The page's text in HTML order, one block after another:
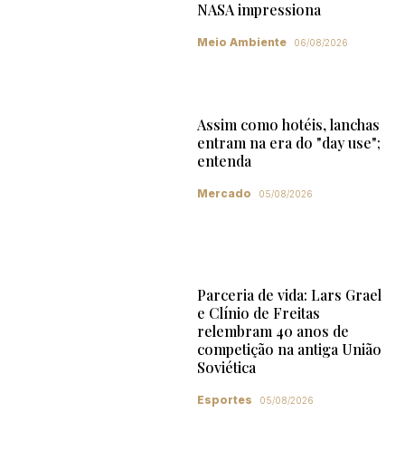
NASA impressiona
Meio Ambiente 06/08/2026
Assim como hotéis, lanchas
entram na era do "day use";
entenda
Mercado 05/08/2026
Parceria de vida: Lars Grael
e Clínio de Freitas
relembram 40 anos de
competição na antiga União
Soviética
Esportes 05/08/2026